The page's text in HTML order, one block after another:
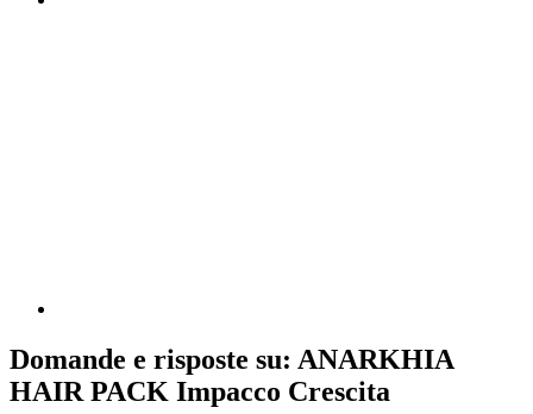
Domande e risposte su: ANARKHIA
HAIR PACK Impacco Crescita